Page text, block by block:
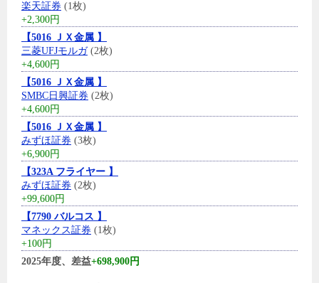
楽天証券 (1枚)
+2,300円
【5016 ＪＸ金属 】
三菱UFJモルガ(2枚)
+4,600円
【5016 ＪＸ金属 】
SMBC日興証券 (2枚)
+4,600円
【5016 ＪＸ金属 】
みずほ証券 (3枚)
+6,900円
【323A フライヤー 】
みずほ証券 (2枚)
+99,600円
【7790 バルコス 】
マネックス証券 (1枚)
+100円
2025年度、差益+698,900円